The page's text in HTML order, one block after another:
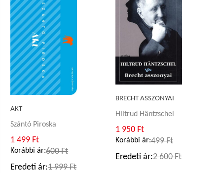
AKT
Szántó Piroska
1 499 Ft
Korábbi ár:600 Ft
Eredeti ár:1 999 Ft
BRECHT ASSZONYAI
Hiltrud Häntzschel
1 950 Ft
Korábbi ár:499 Ft
Eredeti ár:2 600 Ft